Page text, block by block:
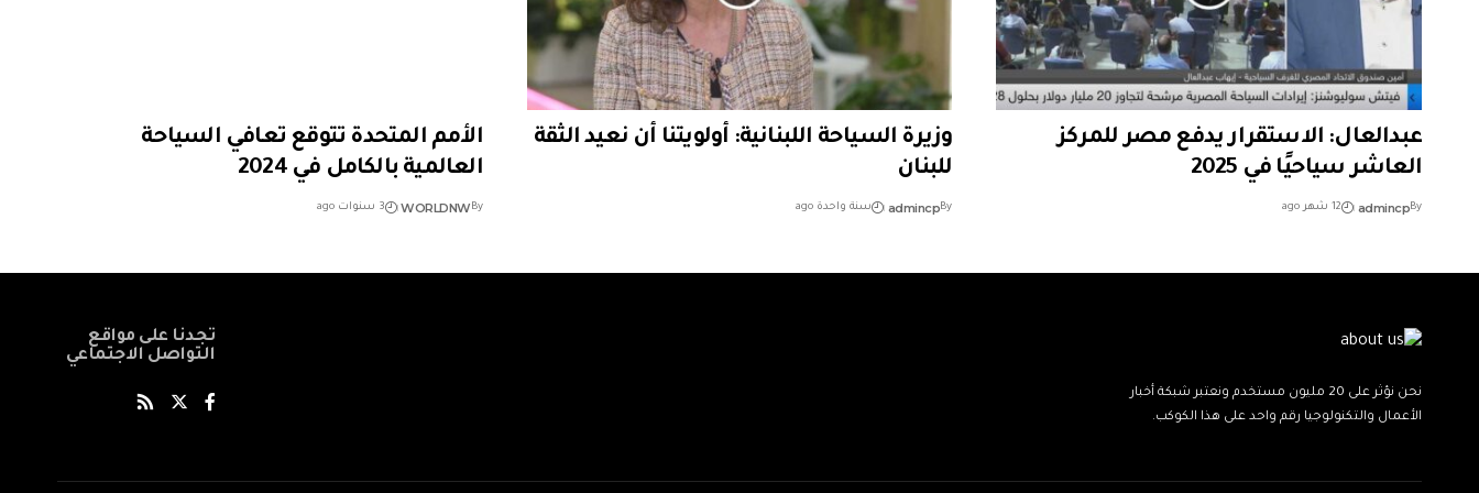
عبدالعال: الاستقرار يدفع مصر للمركز
العاشر سياحيًا في 2025
By
admincp 12 شهر ago
وزيرة السياحة اللبنانية: أولويتنا أن نعيد الثقة
للبنان
By
admincp سنة واحدة ago
الأمم المتحدة تتوقع تعافي السياحة
العالمية بالكامل في 2024
By
WORLDNW 3 سنوات ago
نحن نؤثر على 20 مليون مستخدم ونعتبر شبكة أخبار
الأعمال والتكنولوجيا رقم واحد على هذا الكوكب.
تجدنا على مواقع
التواصل الاجتماعي